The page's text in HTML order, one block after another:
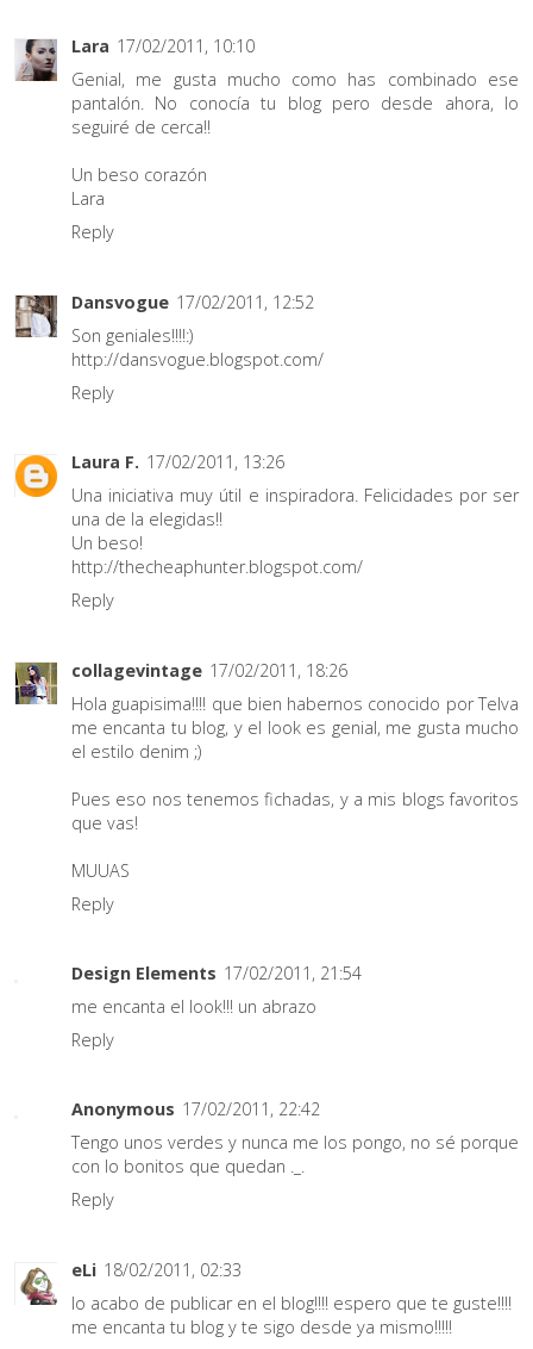
Lara 17/02/2011, 10:10
Genial, me gusta mucho como has combinado ese
pantalón. No conocía tu blog pero desde ahora, lo
seguiré de cerca!!
Un beso corazón
Lara
Reply
Dansvogue 17/02/2011, 12:52
Son geniales!!!!:)
http://dansvogue.blogspot.com/
Reply
Laura F. 17/02/2011, 13:26
Una iniciativa muy útil e inspiradora. Felicidades por ser
una de la elegidas!!
Un beso!
http://thecheaphunter.blogspot.com/
Reply
collagevintage 17/02/2011, 18:26
Hola guapisima!!!! que bien habernos conocido por Telva
me encanta tu blog, y el look es genial, me gusta mucho
el estilo denim ;)
Pues eso nos tenemos fichadas, y a mis blogs favoritos
que vas!
MUUAS
Reply
Design Elements 17/02/2011, 21:54
me encanta el look!!! un abrazo
Reply
Anonymous 17/02/2011, 22:42
Tengo unos verdes y nunca me los pongo, no sé porque
con lo bonitos que quedan ._.
Reply
eLi 18/02/2011, 02:33
lo acabo de publicar en el blog!!!! espero que te guste!!!!
me encanta tu blog y te sigo desde ya mismo!!!!!